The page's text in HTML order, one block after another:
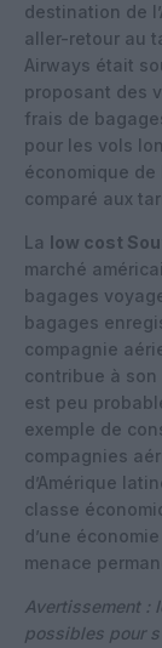
destination de
aller-retour au
Airways était
proposant des
frais de
pour les vols
économique
comparé aux
La low cost
marché
bagages
bagages
compagnie
contribue à
est peu
exemple de
compagnies
d’Amérique
classe
d’une
menace
Avertissement :
possibles pour